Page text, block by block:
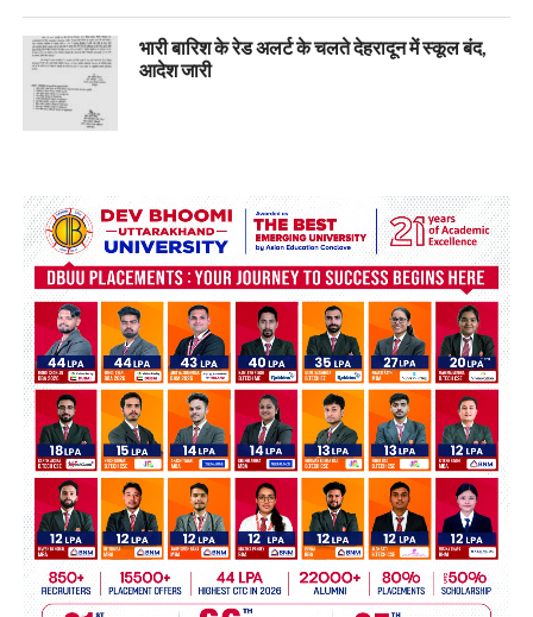
भारी बारिश के रेड अलर्ट के चलते देहरादून में स्कूल बंद,
आदेश जारी